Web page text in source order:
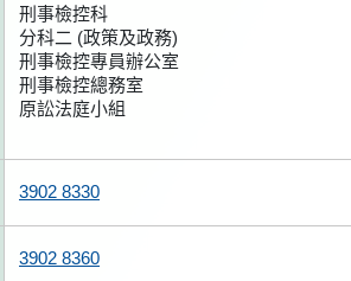
刑事檢控科
分科二 (政策及政務)
刑事檢控專員辦公室
刑事檢控總務室
原訟法庭小組
3902 8330
3902 8360